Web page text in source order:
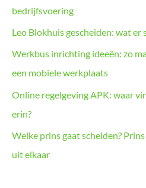
bedrijfsvoering
Leo Blokhuis gescheiden: wat er
Werkbus inrichting ideeën: zo
een mobiele werkplaats
Online regelgeving APK: waar
erin?
Welke prins gaat scheiden?
uit elkaar